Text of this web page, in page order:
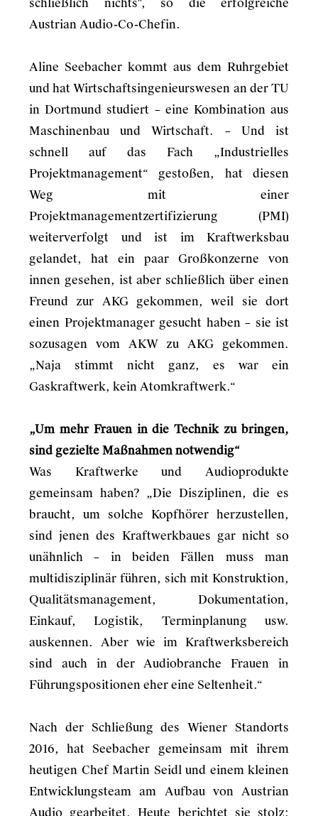
schließlich nichts", so die erfolgreiche
Austrian Audio-Co-Chefin.
Aline Seebacher kommt aus dem Ruhrgebiet
und hat Wirtschaftsingenieurswesen an der TU
in Dortmund studiert – eine Kombination aus
Maschinenbau und Wirtschaft. – Und ist
schnell auf das Fach „Industrielles
Projektmanagement“ gestoßen, hat diesen
Weg mit einer
Projektmanagementzertifizierung (PMI)
weiterverfolgt und ist im Kraftwerksbau
gelandet, hat ein paar Großkonzerne von
innen gesehen, ist aber schließlich über einen
Freund zur AKG gekommen, weil sie dort
einen Projektmanager gesucht haben – sie ist
sozusagen vom AKW zu AKG gekommen.
„Naja stimmt nicht ganz, es war ein
Gaskraftwerk, kein Atomkraftwerk.“
„Um mehr Frauen in die Technik zu bringen,
sind gezielte Maßnahmen notwendig“
Was Kraftwerke und Audioprodukte
gemeinsam haben? „Die Disziplinen, die es
braucht, um solche Kopfhörer herzustellen,
sind jenen des Kraftwerkbaues gar nicht so
unähnlich – in beiden Fällen muss man
multidisziplinär führen, sich mit Konstruktion,
Qualitätsmanagement, Dokumentation,
Einkauf, Logistik, Terminplanung usw.
auskennen. Aber wie im Kraftwerksbereich
sind auch in der Audiobranche Frauen in
Führungspositionen eher eine Seltenheit.“
Nach der Schließung des Wiener Standorts
2016, hat Seebacher gemeinsam mit ihrem
heutigen Chef Martin Seidl und einem kleinen
Entwicklungsteam am Aufbau von Austrian
Audio gearbeitet. Heute berichtet sie stolz: